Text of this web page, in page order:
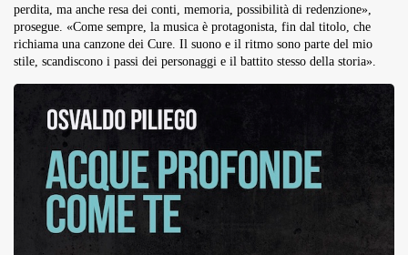
perdita, ma anche resa dei conti, memoria, possibilità di redenzione»,
prosegue. «Come sempre, la musica è protagonista, fin dal titolo, che
richiama una canzone dei Cure. Il suono e il ritmo sono parte del mio
stile, scandiscono i passi dei personaggi e il battito stesso della storia».